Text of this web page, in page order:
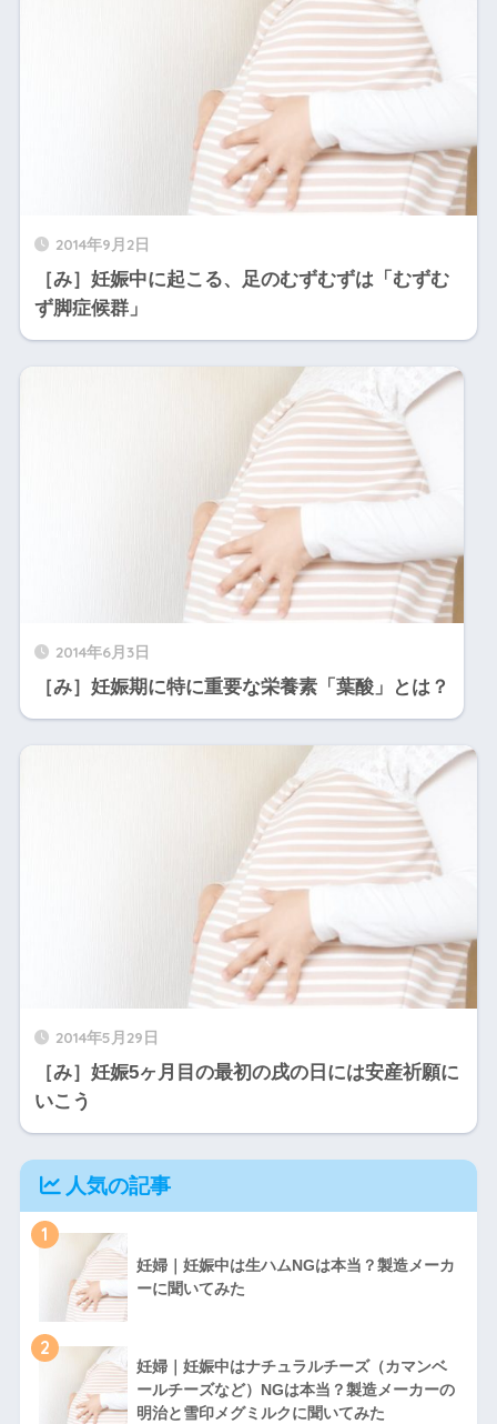
2014年9月2日
［み］妊娠中に起こる、足のむずむずは「むずむ
ず脚症候群」
2014年6月3日
［み］妊娠期に特に重要な栄養素「葉酸」とは？
2014年5月29日
［み］妊娠5ヶ月目の最初の戌の日には安産祈願に
いこう
人気の記事
1
妊婦｜妊娠中は生ハムNGは本当？製造メーカ
ーに聞いてみた
2
妊婦｜妊娠中はナチュラルチーズ（カマンベ
ールチーズなど）NGは本当？製造メーカーの
明治と雪印メグミルクに聞いてみた